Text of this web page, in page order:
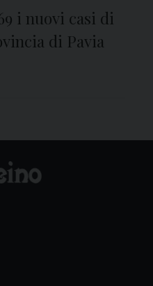
i nuovi casi di
di Pavia